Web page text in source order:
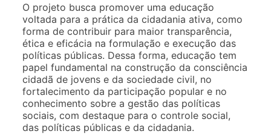
O projeto busca promover uma educação
voltada para a prática da cidadania ativa, como
forma de contribuir para maior transparência,
ética e eficácia na formulação e execução das
políticas públicas. Dessa forma, educação tem
papel fundamental na construção da consciência
cidadã de jovens e da sociedade civil, no
fortalecimento da participação popular e no
conhecimento sobre a gestão das políticas
sociais, com destaque para o controle social,
das políticas públicas e da cidadania.